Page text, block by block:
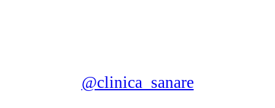
@clinica_sanare